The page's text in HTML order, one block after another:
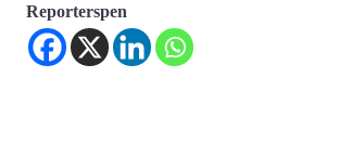
Reporterspen